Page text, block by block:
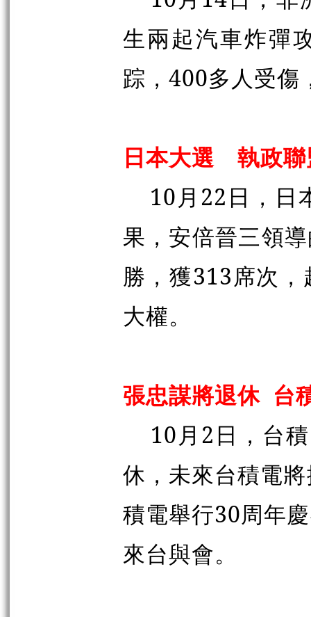
生兩起汽車炸彈
踪，400多人受傷
日本大選 執政聯
10月22日，日
果，安倍晉三領
勝，獲313席次
大權。
張忠謀將退休 台
10月2日，台
休，未來台積電
積電舉行30周年
來台與會。